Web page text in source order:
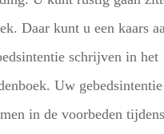
Daar kunt u een kaars
schrijven in het
Uw
in de voorbeden